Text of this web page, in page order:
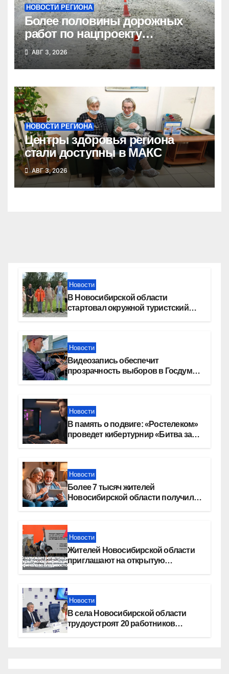
НОВОСТИ РЕГИОНА
Более половины дорожных
работ по нацпроекту
выполнено в Новосибирской
области
АВГ 3, 2026
НОВОСТИ РЕГИОНА
Центры здоровья региона
стали доступны в МАКС
АВГ 3, 2026
Новости
В Новосибирской области
стартовал окружной туристский
Новости
Видеозапись обеспечит
прозрачность выборов в Госдуму
Новости
В память о подвиге: «Ростелеком»
проведет кибертурнир «Битва за
Новости
Более 7 тысяч жителей
Новосибирской области получили
Новости
Жителей Новосибирской области
приглашают на открытую
Новости
В села Новосибирской области
трудоустроят 20 работников